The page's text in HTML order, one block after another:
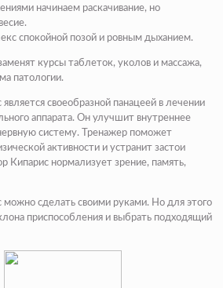
начинаем раскачивание, но
спокойной позой и ровным дыханием.
курсы таблеток, уколов и массажа,
патологии.
своеобразной панацеей в лечении
аппарата. Он улучшит внутреннее
систему. Тренажер поможет
активности и устранит застои
Кипарис нормализует зрение, память,
можно сделать своими руками. Но для этого
приспособления и выбрать подходящий